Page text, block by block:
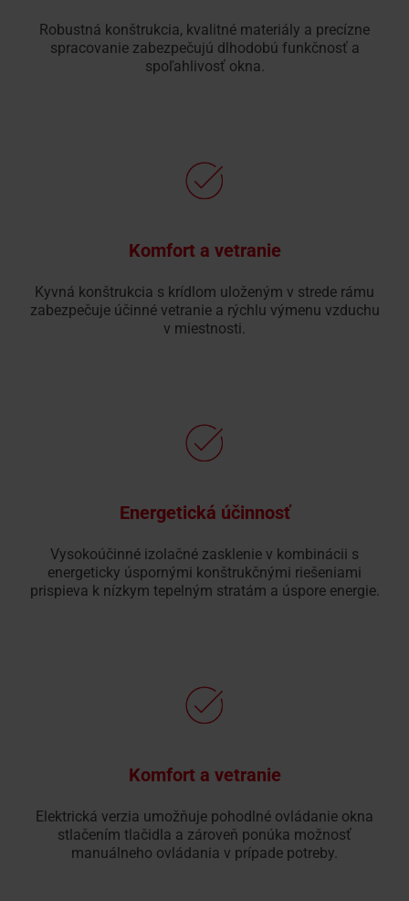
Robustná konštrukcia, kvalitné materiály a precízne
spracovanie zabezpečujú dlhodobú funkčnosť a
spoľahlivosť okna.
Komfort a vetranie
Kyvná konštrukcia s krídlom uloženým v strede rámu
zabezpečuje účinné vetranie a rýchlu výmenu vzduchu
v miestnosti.
Energetická účinnosť
Vysokoúčinné izolačné zasklenie v kombinácii s
energeticky úspornými konštrukčnými riešeniami
prispieva k nízkym tepelným stratám a úspore energie.
Komfort a vetranie
Elektrická verzia umožňuje pohodlné ovládanie okna
stlačením tlačidla a zároveň ponúka možnosť
manuálneho ovládania v prípade potreby.